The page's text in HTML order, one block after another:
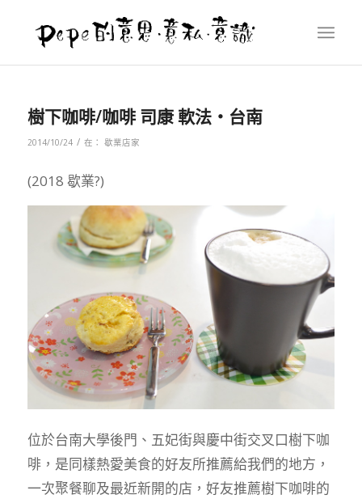
樹下咖啡/咖啡 司康 軟法‧台南
2014/10/24 / 在： 歇業店家
(2018 歇業?)
位於台南大學後門、五妃街與慶中街交叉口樹下咖
啡，是同樣熱愛美食的好友所推薦給我們的地方，
一次聚餐聊及最近新開的店，好友推薦樹下咖啡的